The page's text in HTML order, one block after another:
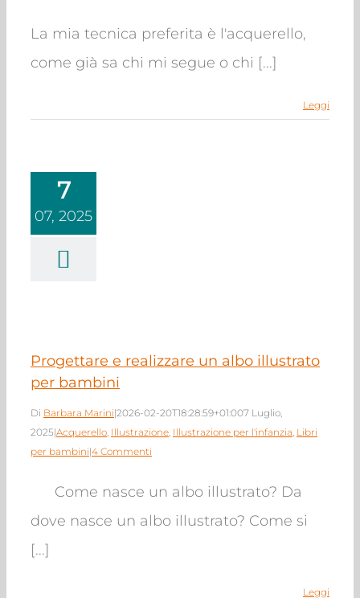
La mia tecnica preferita è l'acquerello,
come già sa chi mi segue o chi [...]
Leggi
7
07, 2025
e realizzare
Progettare e realizzare un albo illustrato
per bambini
Di Barbara Marini|2026-02-20T18:28:59+01:007 Luglio,
2025|Acquerello, Illustrazione, Illustrazione per l'infanzia, Libri
per bambini|4 Commenti
Come nasce un albo illustrato? Da
dove nasce un albo illustrato? Come si
[...]
Leggi